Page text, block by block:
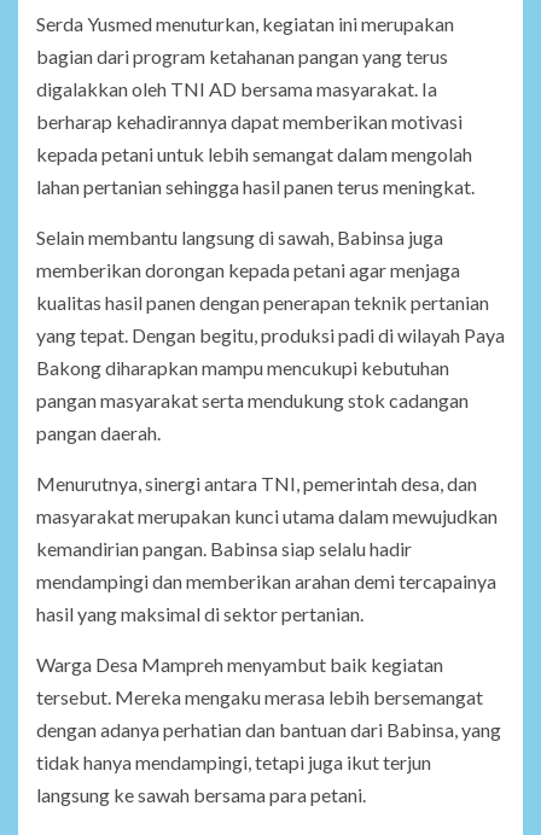
Serda Yusmed menuturkan, kegiatan ini merupakan
bagian dari program ketahanan pangan yang terus
digalakkan oleh TNI AD bersama masyarakat. Ia
berharap kehadirannya dapat memberikan motivasi
kepada petani untuk lebih semangat dalam mengolah
lahan pertanian sehingga hasil panen terus meningkat.
Selain membantu langsung di sawah, Babinsa juga
memberikan dorongan kepada petani agar menjaga
kualitas hasil panen dengan penerapan teknik pertanian
yang tepat. Dengan begitu, produksi padi di wilayah Paya
Bakong diharapkan mampu mencukupi kebutuhan
pangan masyarakat serta mendukung stok cadangan
pangan daerah.
Menurutnya, sinergi antara TNI, pemerintah desa, dan
masyarakat merupakan kunci utama dalam mewujudkan
kemandirian pangan. Babinsa siap selalu hadir
mendampingi dan memberikan arahan demi tercapainya
hasil yang maksimal di sektor pertanian.
Warga Desa Mampreh menyambut baik kegiatan
tersebut. Mereka mengaku merasa lebih bersemangat
dengan adanya perhatian dan bantuan dari Babinsa, yang
tidak hanya mendampingi, tetapi juga ikut terjun
langsung ke sawah bersama para petani.